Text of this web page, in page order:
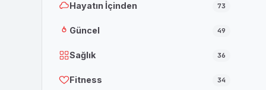
Hayatın İçinden 73
Güncel 49
Sağlık 36
Fitness 34